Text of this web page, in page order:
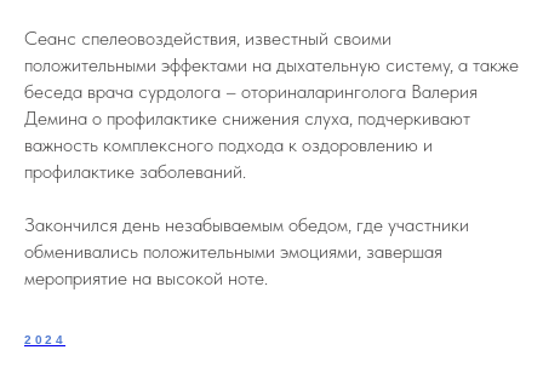
Сеанс спелеовоздействия, известный своими
положительными эффектами на дыхательную систему, а также
беседа врача сурдолога – оториналаринголога Валерия
Демина о профилактике снижения слуха, подчеркивают
важность комплексного подхода к оздоровлению и
профилактике заболеваний.
Закончился день незабываемым обедом, где участники
обменивались положительными эмоциями, завершая
мероприятие на высокой ноте.
2024